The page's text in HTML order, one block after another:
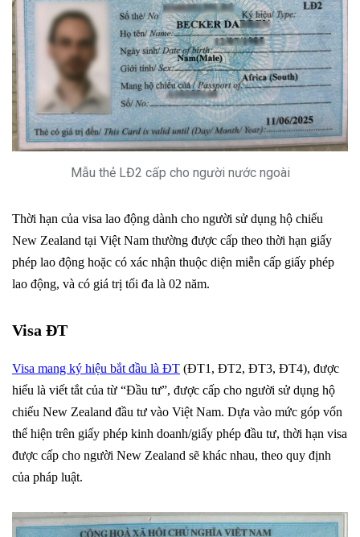
Mẫu thẻ LĐ2 cấp cho người nước ngoài
Thời hạn của visa lao động dành cho người sử dụng hộ chiếu
New Zealand tại Việt Nam thường được cấp theo thời hạn giấy
phép lao động hoặc có xác nhận thuộc diện miễn cấp giấy phép
lao động, và có giá trị tối đa là 02 năm.
Visa ĐT
Visa mang ký hiệu bắt đầu là ĐT (ĐT1, ĐT2, ĐT3, ĐT4), được
hiểu là viết tắt của từ “Đầu tư”, được cấp cho người sử dụng hộ
chiếu New Zealand đầu tư vào Việt Nam. Dựa vào mức góp vốn
thể hiện trên giấy phép kinh doanh/giấy phép đầu tư, thời hạn visa
được cấp cho người New Zealand sẽ khác nhau, theo quy định
của pháp luật.